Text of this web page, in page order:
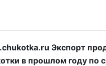
Экспорт
в прошлом году по